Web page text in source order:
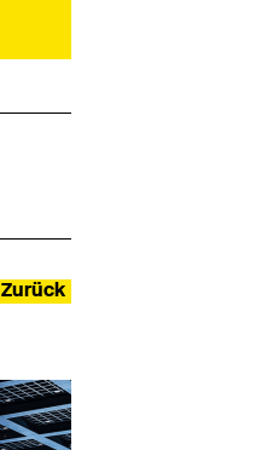
Zurück